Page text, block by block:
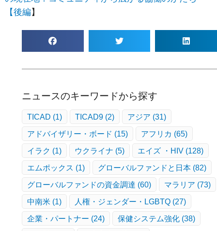
【後編 】
ニュースのキーワードから探す
TICAD (1) TICAD9(2) アジア (31)
アドバイザリー・ボード (15) アフリカ (65)
イラク (1) ウクライナ (5) エイズ ・HIV(128)
エムポックス (1) グローバルファンドと日本(82)
グローバルファンドの資金調達 (60) マラリア (73)
中南米(1) 人権・ジェンダー・LGBTQ(27)
企業・パートナー (24) 保健システム強化(38)